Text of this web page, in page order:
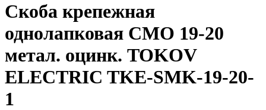
Скоба крепежная
однолапковая СМО 19-20
метал. оцинк. TOKOV
ELECTRIC TKE-SMK-19-20-
1